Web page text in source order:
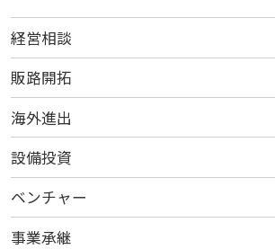
経営相談
販路開拓
海外進出
設備投資
ベンチャー
事業承継